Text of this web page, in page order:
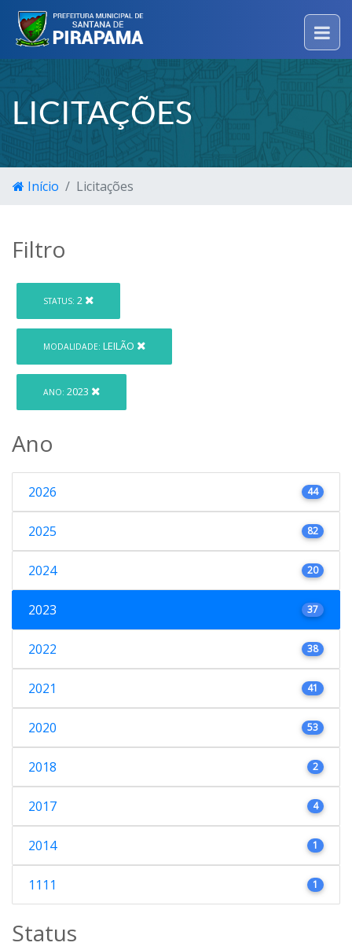
LICITAÇÕES
Início Licitações
Filtro
STATUS: 2
MODALIDADE: LEILÃO
ANO: 2023
Ano
2026 44
2025 82
2024 20
2023 37
2022 38
2021 41
2020 53
2018 2
2017 4
2014 1
1111 1
Status